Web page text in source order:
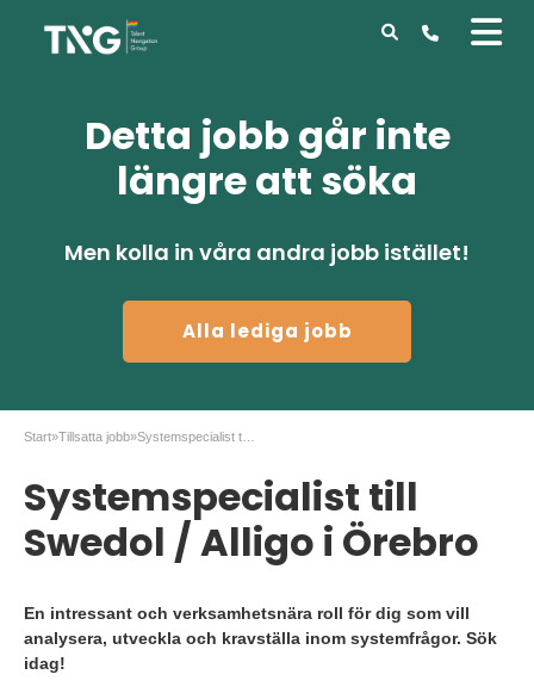
Detta jobb går inte
längre att söka
Men kolla in våra andra jobb istället!
Alla lediga jobb
Start»Tillsatta jobb»
Systemspecialist till
Swedol / Alligo i Örebro
En intressant och verksamhetsnära roll för dig som vill
analysera, utveckla och kravställa inom systemfrågor. Sök
idag!